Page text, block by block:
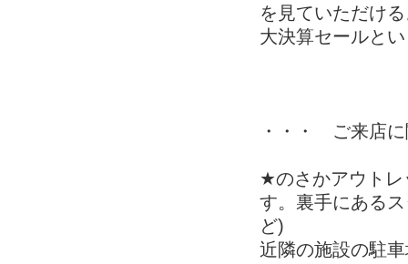
を見ていただけ
大決算セールと
・・・ ご来店
★のさかアウトレ
す。裏手にある
ど)
近隣の施設の駐